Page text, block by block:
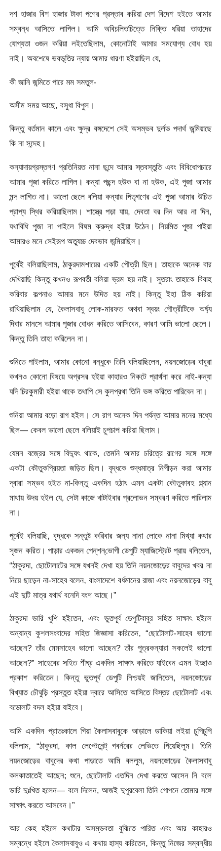
দশ হাজার বিশ হাজার টাকা পণের প্রস্তাব করিয়া দেশ বিদেশ হইতে আমার
সম্বন্ধ আসিতে লাগিল। আমি অবিচলিতচিত্তে নিক্তি ধরিয়া তাহাদের
যােগ্যতা ওজন করিয়া লইতেছিলাম, কোনােটাই আমার সমযােগ্য বােধ হয়
নাই। অবশেষে ভবভূতির ন্যায় আমার ধারণা হইয়াছিল যে,
কী জানি জন্মিতে পারে মম সমতুল-
অসীম সময় আছে, বসুধা বিপুল।
কিন্তু বর্তমান কালে এবং ক্ষুদ্র বঙ্গদেশে সেই অসম্ভব দুর্লভ পদার্থ জন্মিয়াছে
কি না সন্দেহ।
কন্যাদায়গ্রস্তগণ প্রতিনিয়ত নানা ছন্দে আমার স্তবস্তুতি এবং বিবিধােপচারে
আমার পূজা করিতে লাগিল। কন্যা পছন্দ হউক বা না হউক, এই পুজা আমার
মন্দ লাগিত না। ভালাে ছেলে বলিয়া কন্যার পিতৃগণের এই পুজা আমার উচিত
প্রাপ্য স্থির করিয়াছিলাম। শাস্ত্রে পড়া যায়, দেবতা বর দিন আর না দিন,
যথাবিধি পূজা না পাইলে বিষম ক্রুদ্ধ হইয়া উঠেন। নিয়মিত পূজা পাইয়া
আমারও মনে সেইরূপ অত্যুচ্চ দেবভাব জন্মিয়াছিল।
পূর্বেই বলিয়াছিলাম, ঠাকুরদামশায়ের একটি পৌত্রী ছিল। তাহাকে অনেক বার
দেখিয়াছি কিন্তু কখনও রূপবতী বলিয়া ভ্রম হয় নাই। সুতরাং তাহাকে বিবাহ
করিবার কল্পনাও আমার মনে উদিত হয় নাই। কিন্তু ইহা ঠিক করিয়া
রাখিয়াছিলাম যে, কৈলাসবাবু লােক-মারফত অথবা স্বয়ং পৌত্রীটিকে অর্ঘ্য
দিবার মানসে আমার পূজার বােধন করিতে আসিবেন, কারণ আমি ভালাে ছেলে।
কিন্তু তিনি তাহা করিলেন না।
শুনিতে পাইলাম, আমার কোনাে বন্ধুকে তিনি বলিয়াছিলেন, নয়নজোড়ের বাবুরা
কখনও কোনাে বিষয়ে অগ্রসর হইয়া কাহারও নিকটে প্রার্থনা করে নাই-কন্যা
যদি চিরকুমারী হইয়া থাকে তথাপি সে কুলপ্রথা তিনি ভঙ্গ করিতে পারিবেন না।
শুনিয়া আমার বড়ো রাগ হইল। সে রাগ অনেক দিন পর্যন্ত আমার মনের মধ্যে
ছিল— কেবল ভালাে ছেলে বলিয়াই চুপচাপ করিয়া ছিলাম।
যেমন বজ্রের সঙ্গে বিদ্যুৎ থাকে, তেমনি আমার চরিত্রে রাগের সঙ্গে সঙ্গে
একটা কৌতুকপ্রিয়তা জড়িত ছিল। বৃদ্ধকে শুদ্ধমাত্র নিপীড়ন করা আমার
দ্বারা সম্ভব হইত না-কিন্তু একদিন হঠাৎ এমন একটা কৌতুকাবহ প্ল্যান
মাথায় উদয় হইল যে, সেটা কাজে খাটাইবার প্রলােভন সম্বরণ করিতে পারিলাম
না।
পূর্বেই বলিয়াছি, বৃদ্ধকে সন্তুষ্ট করিবার জন্য নানা লােকে নানা মিথ্যা কথার
সৃজন করিত। পাড়ার একজন পেন্‌শন্‌ভােগী ডেপুটি ম্যাজিস্ট্রেট প্রায় বলিতেন,
“ঠাকুরদা, ছােটোলাটের সঙ্গে যখনই দেখা হয় তিনি নয়নজোড়ের বাবুদের খবর না
নিয়ে ছাড়েন না-সাহেব বলেন, বাংলাদেশে বর্ধমানের রাজা এবং নয়নজোড়ের বাবু
এই দুটি মাত্র যথার্থ বনেদি বংশ আছে।”
ঠাকুরদা ভারি খুশি হইতেন, এবং ভুতপূর্ব ডেপুটিবাবুর সহিত সাক্ষাৎ হইলে
অন্যান্য কুশলসংবাদের সহিত জিজ্ঞাসা করিতেন, “ছােটোলাট-সাহেব ভালাে
আছেন? তাঁর মেমসাহেব ভালাে আছেন? তাঁর পুত্রকন্যারা সকলেই ভালাে
আছেন?” সাহেবের সহিত শীঘ্র একদিন সাক্ষাৎ করিতে যাইবেন এমন ইচ্ছাও
প্রকাশ করিতেন। কিন্তু ভুতপূর্ব ডেপুটি নিশ্চয়ই জানিতেন, নয়নজোড়ের
বিখ্যাত চৌঘুড়ি প্রস্তুত হইয়া দ্বারে আসিতে আসিতে বিস্তর ছােটোলাট এবং
বডােলাট বদল হইয়া যাইবে।
আমি একদিন প্রাতঃকালে গিয়া কৈলাসবাবুকে আড়ালে ডাকিয়া লইয়া চুপিচুপি
বলিলাম, “ঠাকুরদা, কাল লেপ্টেনেন্ট্ গবর্নরের লেভিতে গিয়েছিলুম। তিনি
নয়নজোড়ের বাবুদের কথা পাড়াতে আমি বললুম, নয়নজোড়ের কৈলাসবাবু
কলকাতাতেই আছেন; শুনে, ছোটোলাট এতদিন দেখা করতে আসেন নি বলে
ভারি দুঃখিত হলেন— বলে দিলেন, আজই দুপুরবেলা তিনি গােপনে তােমার সঙ্গে
সাক্ষাৎ করতে আসবেন।”
আর কেহ হইলে কথাটার অসম্ভবতা বুঝিতে পারিত এবং আর কাহারও
সম্বন্ধে হইলে কৈলাসবাবুও এ কথায় হাস্য করিতেন, কিন্তু নিজের সম্বন্ধীয়